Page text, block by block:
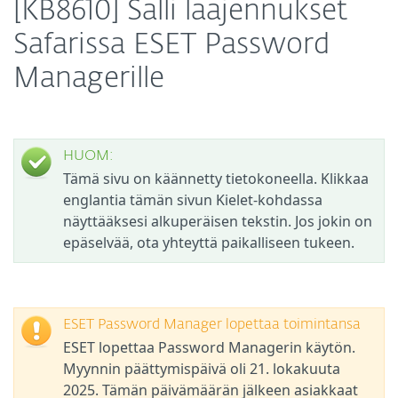
[KB8610] Salli laajennukset
Safarissa ESET Password
Managerille
HUOM:
Tämä sivu on käännetty tietokoneella. Klikkaa
englantia tämän sivun Kielet-kohdassa
näyttääksesi alkuperäisen tekstin. Jos jokin on
epäselvää, ota yhteyttä paikalliseen tukeen.
ESET Password Manager lopettaa toimintansa
ESET lopettaa Password Managerin käytön.
Myynnin päättymispäivä oli 21. lokakuuta
2025. Tämän päivämäärän jälkeen asiakkaat